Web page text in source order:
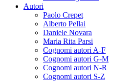
Autori
Paolo Crepet
Alberto Pellai
Daniele Novara
Maria Rita Parsi
Cognomi autori A-F
Cognomi autori G-M
Cognomi autori N-R
Cognomi autori S-Z